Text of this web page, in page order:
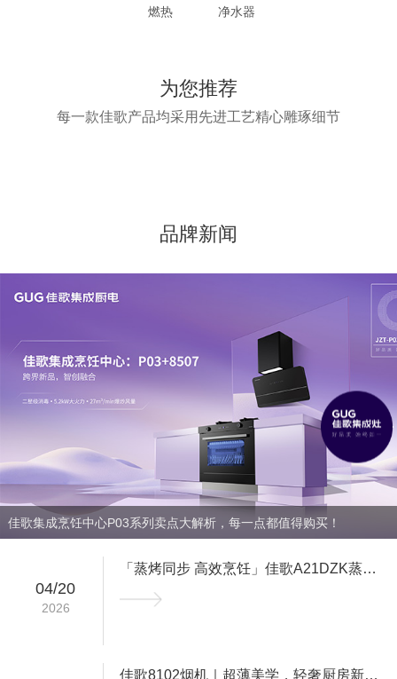
燃热 净水器
为您推荐
每一款佳歌产品均采用先进工艺精心雕琢细节
品牌新闻
佳歌集成烹饪中心P03系列卖点大解析，每一点都值得购买！
04/20
2026
「蒸烤同步 高效烹饪」佳歌A21DZK蒸烤
独立集成灶...
佳歌8102烟机｜超薄美学，轻奢厨房新标